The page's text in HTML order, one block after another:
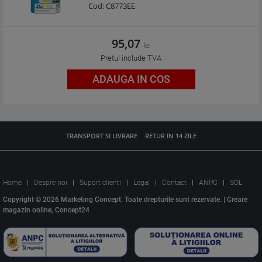
Cod:C8773EE
95,07 lei
Pretul include TVA
ADAUGA IN COS
TRANSPORT SI LIVRARE RETUR IN 14 ZILE
Home Despre noi Suport clienti Legal Contact ANPC SOL
Copyright © 2026 Marketing Concept. Toate drepturile sunt rezervate. | Creare
magazin online, Concept24